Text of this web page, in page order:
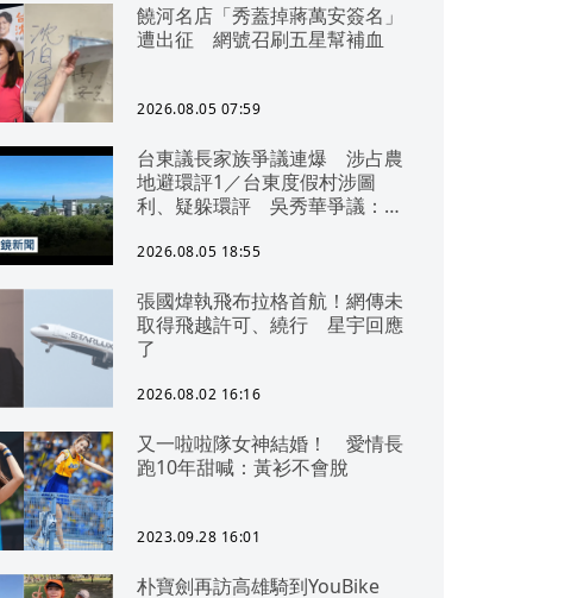
饒河名店「秀蓋掉蔣萬安簽名」
遭出征 網號召刷五星幫補血
2026.08.05 07:59
台東議長家族爭議連爆 涉占農
地避環評1／台東度假村涉圖
利、疑躲環評 吳秀華爭議：概
2026.08.05 18:55
張國煒執飛布拉格首航！網傳未
取得飛越許可、繞行 星宇回應
了
2026.08.02 16:16
又一啦啦隊女神結婚！ 愛情長
跑10年甜喊：黃衫不會脫
2023.09.28 16:01
朴寶劍再訪高雄騎到YouBike